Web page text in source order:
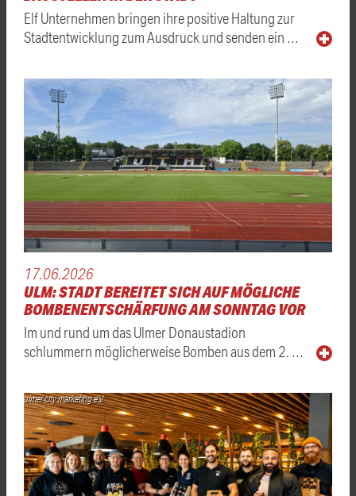
Elf Unternehmen bringen ihre positive Haltung zur
Stadtentwicklung zum Ausdruck und senden ein …
17.06.2026
ULM: STADT BEREITET SICH AUF MÖGLICHE
BOMBENENTSCHÄRFUNG AM SONNTAG VOR
Im und rund um das Ulmer Donaustadion
schlummern möglicherweise Bomben aus dem 2. …
ulmer city marketing e.V.